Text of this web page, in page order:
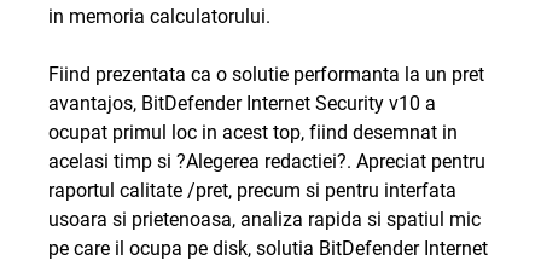
in memoria calculatorului.
Fiind prezentata ca o solutie performanta la un pret
avantajos, BitDefender Internet Security v10 a
ocupat primul loc in acest top, fiind desemnat in
acelasi timp si ?Alegerea redactiei?. Apreciat pentru
raportul calitate /pret, precum si pentru interfata
usoara si prietenoasa, analiza rapida si spatiul mic
pe care il ocupa pe disk, solutia BitDefender Internet